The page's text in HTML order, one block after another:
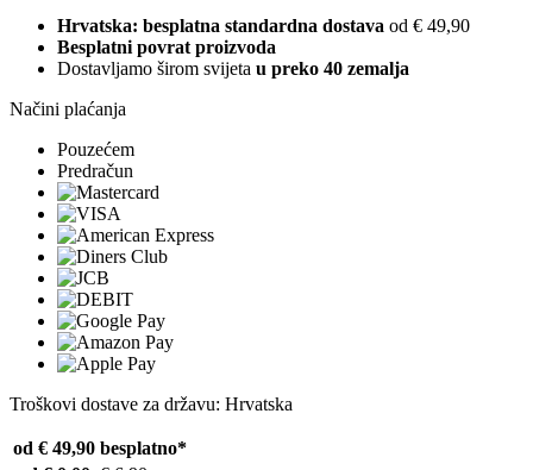
Hrvatska: besplatna standardna dostava od € 49,90
Besplatni povrat proizvoda
Dostavljamo širom svijeta u preko 40 zemalja
Načini plaćanja
Pouzećem
Predračun
Troškovi dostave za državu: Hrvatska
od € 49,90 besplatno*